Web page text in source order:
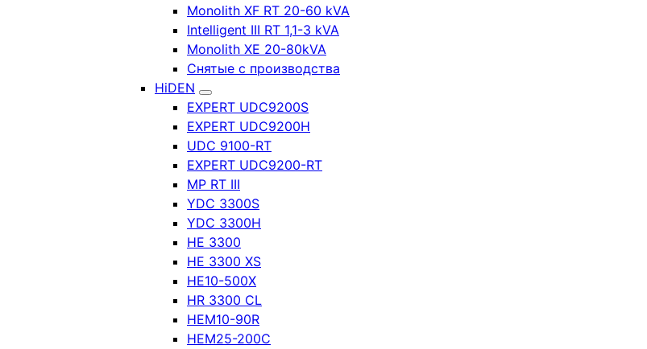
Monolith XF RT 20-60 kVA
Intelligent III RT 1,1-3 kVA
Monolith XE 20-80kVA
Снятые с производства
HiDEN
EXPERT UDC9200S
EXPERT UDC9200H
UDC 9100-RT
EXPERT UDC9200-RT
MP RT III
YDC 3300S
YDC 3300H
HE 3300
HE 3300 XS
HE10-500X
HR 3300 CL
HEM10-90R
HEM25-200C